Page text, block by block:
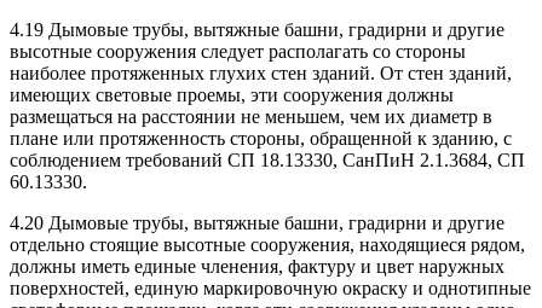
4.19 Дымовые трубы, вытяжные башни, градирни и другие
высотные сооружения следует располагать со стороны
наиболее протяженных глухих стен зданий. От стен зданий,
имеющих световые проемы, эти сооружения должны
размещаться на расстоянии не меньшем, чем их диаметр в
плане или протяженность стороны, обращенной к зданию, с
соблюдением требований СП 18.13330, СанПиН 2.1.3684, СП
60.13330.
4.20 Дымовые трубы, вытяжные башни, градирни и другие
отдельно стоящие высотные сооружения, находящиеся рядом,
должны иметь единые членения, фактуру и цвет наружных
поверхностей, единую маркировочную окраску и однотипные